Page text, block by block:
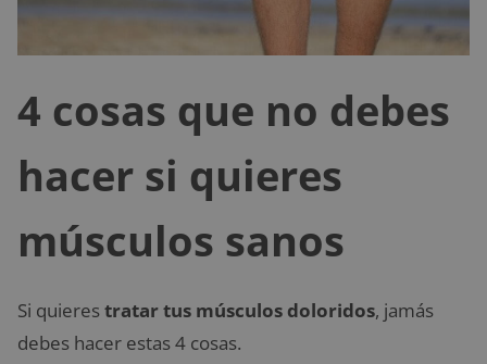
4 cosas que no debes
hacer si quieres
músculos sanos
Si quierestratar tus músculos doloridos, jamás
debes hacer estas 4 cosas.